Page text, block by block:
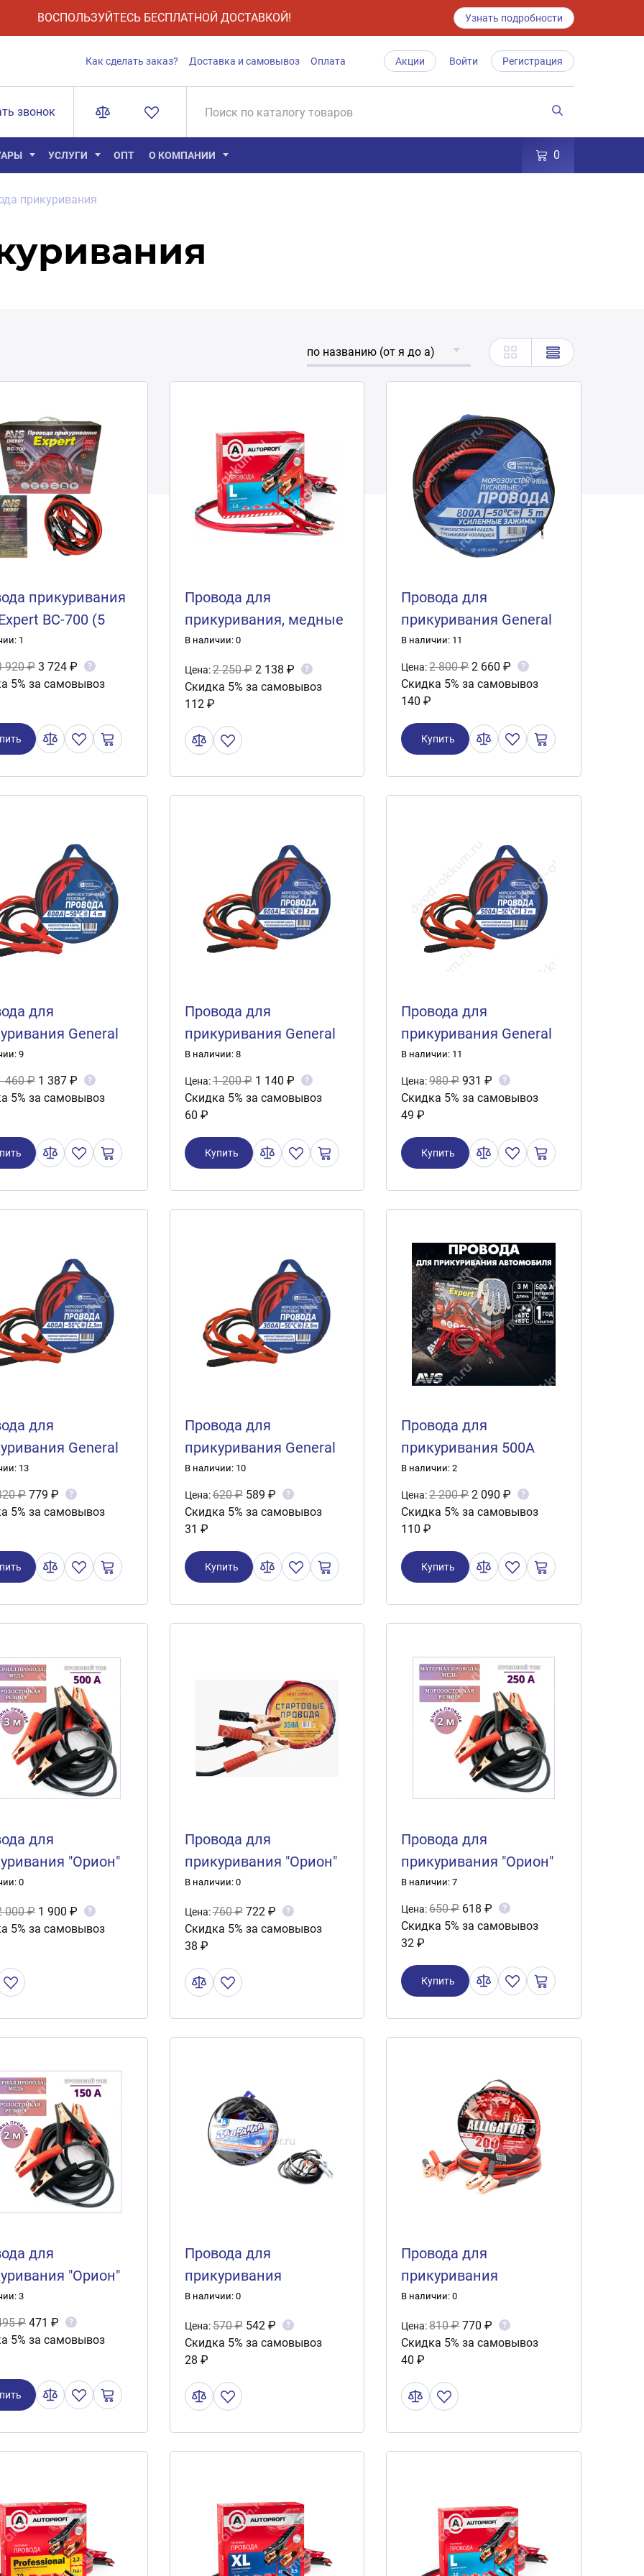
ВОСПОЛЬЗУЙТЕСЬ БЕСПЛАТНОЙ ДОСТАВКОЙ! Узнать подробности
Как сделать заказ? Доставка и самовывоз Оплата Акции Войти Регистрация
звонок
УСЛУГИ ОПТ О КОМПАНИИ 0
прикуривания
по названию (от я до а)
прикуривания
BC-700 (5
700А
1
920 ₽ 3 724 ₽ ?
5% за самовывоз
Провода для
прикуривания, медные
300А, 3м,
морозостойкие в
пластиковом кейсе
AGR-300
В наличии: 0
Цена:2 250 ₽ 2 138 ₽ ?
Скидка 5% за самовывоз
112 ₽
Провода для
прикуривания General
Technologies 800А 5
метров
В наличии: 11
Цена:2 800 ₽ 2 660 ₽ ?
Скидка 5% за самовывоз
140 ₽
Купить
для
General
600А 4
9
460 ₽ 1 387 ₽ ?
5% за самовывоз
Провода для
прикуривания General
Technologies 600А 3
метра
В наличии: 8
Цена:1 200 ₽ 1 140 ₽ ?
Скидка 5% за самовывоз
60 ₽
Купить
Провода для
прикуривания General
Technologies 500А 3
метра
В наличии: 11
Цена:980 ₽ 931 ₽ ?
Скидка 5% за самовывоз
49 ₽
Купить
для
General
400А 2,5
13
₽ 779 ₽ ?
5% за самовывоз
Провода для
прикуривания General
Technologies 300А 2,5
метра
В наличии: 10
Цена:620 ₽ 589 ₽ ?
Скидка 5% за самовывоз
31 ₽
Купить
Провода для
прикуривания 500А
(3М) AVS Expert BC-500
В наличии: 2
Цена:2 200 ₽ 2 090 ₽ ?
Скидка 5% за самовывоз
110 ₽
Купить
для
"Орион"
0
000 ₽ 1 900 ₽ ?
5% за самовывоз
Провода для
прикуривания "Орион"
350А (2.5м)
В наличии: 0
Цена:760 ₽ 722 ₽ ?
Скидка 5% за самовывоз
38 ₽
Провода для
прикуривания "Орион"
250А (2м)
В наличии: 7
Цена:650 ₽ 618 ₽ ?
Скидка 5% за самовывоз
32 ₽
Купить
для
"Орион"
3
₽ 471 ₽ ?
5% за самовывоз
Провода для
прикуривания
"Заводила" 300А (2.0)
В наличии: 0
Цена:570 ₽ 542 ₽ ?
Скидка 5% за самовывоз
28 ₽
Провода для
прикуривания
"Аллигатор" 200А, 2.5м,
морозостойкие в
брезентовой сумке BC-
200
В наличии: 0
Цена:810 ₽ 770 ₽ ?
Скидка 5% за самовывоз
40 ₽